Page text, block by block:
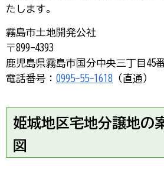
たします。
霧島市土地開発公社
〒899-4393
鹿児島県霧島市国分中央三丁目45
電話番号： 0995-55-1618 （直通）
姫城地区宅地分譲地の
図